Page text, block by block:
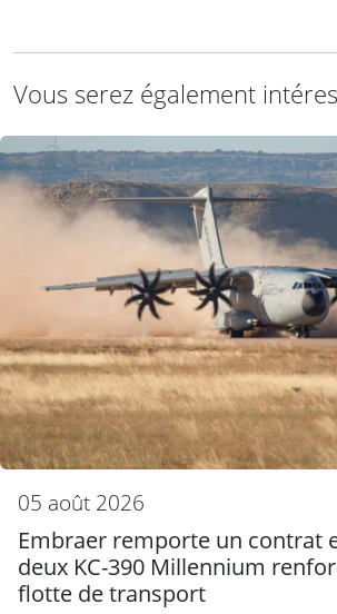
Vous serez également
05 août 2026
Embraer remporte un contrat
deux KC-390 Millennium
flotte de transport